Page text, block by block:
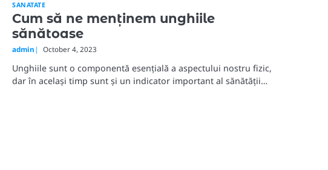
SANATATE
Cum să ne menținem unghiile
sănătoase
admin October 4, 2023
Unghiile sunt o componentă esențială a aspectului nostru fizic,
dar în același timp sunt și un indicator important al sănătății…